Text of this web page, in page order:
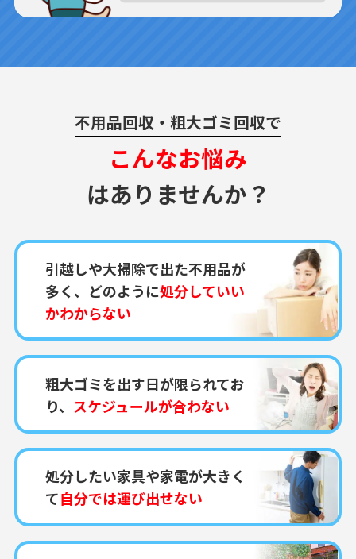
不用品回収・粗大ゴミ回収で
こんなお悩み
はありませんか？
引越しや大掃除で出た不用品が
多く、どのように処分していい
かわからない
粗大ゴミを出す日が限られてお
り、 スケジュールが合わない
処分したい家具や家電が大きく
て自分では運び出せない